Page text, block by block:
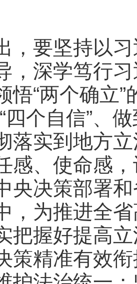
，要坚持以
，深学笃行
悟“两个确立
四个自信”、
落实到地方
感、使命感
央决策部署
，为推进全
把握好提高
策精准有效